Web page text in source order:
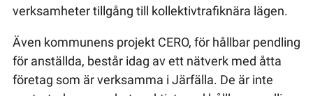
verksamheter tillgång till kollektivtrafiknära lägen.
Även kommunens projekt CERO, för hållbar pendling
för anställda, består idag av ett nätverk med åtta
företag som är verksamma i Järfälla. De är inte